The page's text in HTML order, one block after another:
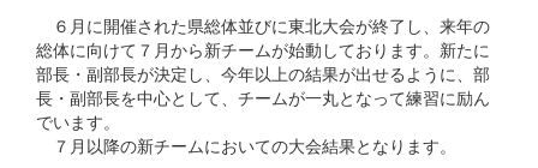
６月に開催された県総体並びに東北大会が終了し、来年の
総体に向けて７月から新チームが始動しております。新たに
部長・副部長が決定し、今年以上の結果が出せるように、部
長・副部長を中心として、チームが一丸となって練習に励ん
でいます。
７月以降の新チームにおいての大会結果となります。